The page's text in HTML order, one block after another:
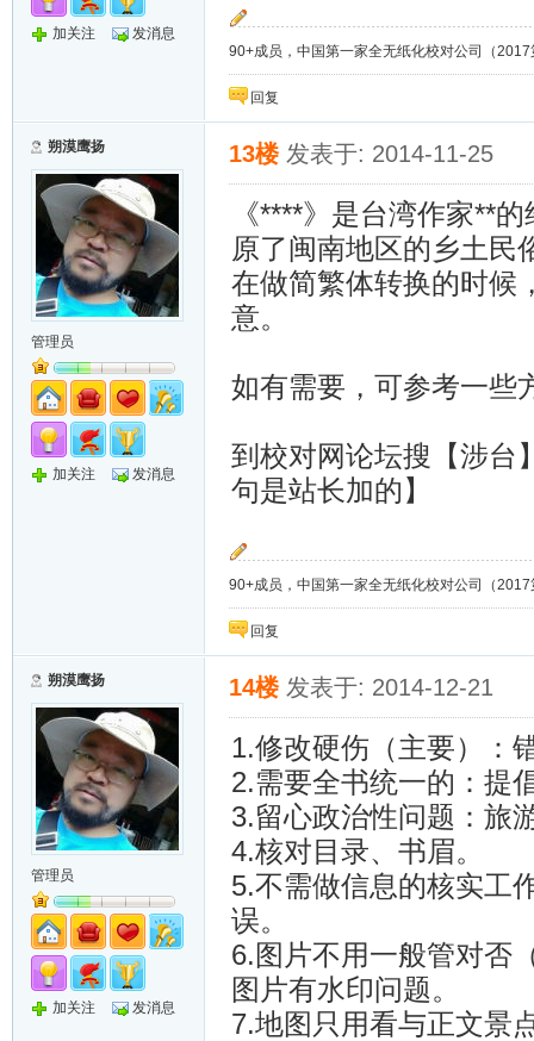
加关注 发消息
90+成员，中国第一家全无纸化校对公司（
回复
朔漠鹰扬
管理员
加关注 发消息
13楼 发表于: 2014-11-25
《****》是台湾作家**
原了闽南地区的乡土民
在做简繁体转换的时候
意。
如有需要，可参考一些
到校对网论坛搜【涉台
句是站长加的】
90+成员，中国第一家全无纸化校对公司（
回复
朔漠鹰扬
管理员
加关注 发消息
14楼 发表于: 2014-12-21
1.修改硬伤（主要）：
2.需要全书统一的：提
3.留心政治性问题：旅
4.核对目录、书眉。
5.不需做信息的核实工
误。
6.图片不用一般管对否
图片有水印问题。
7.地图只用看与正文景